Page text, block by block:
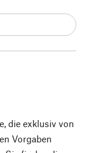
die exklusiv von
Vorgaben